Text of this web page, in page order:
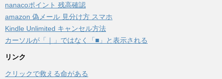
nanacoポイント 残高確認
amazon 偽メール 見分け方 スマホ
Kindle Unlimited キャンセル方法
カーソルが「｜」ではなく「■」と表示される
リンク
クリックで救える命がある